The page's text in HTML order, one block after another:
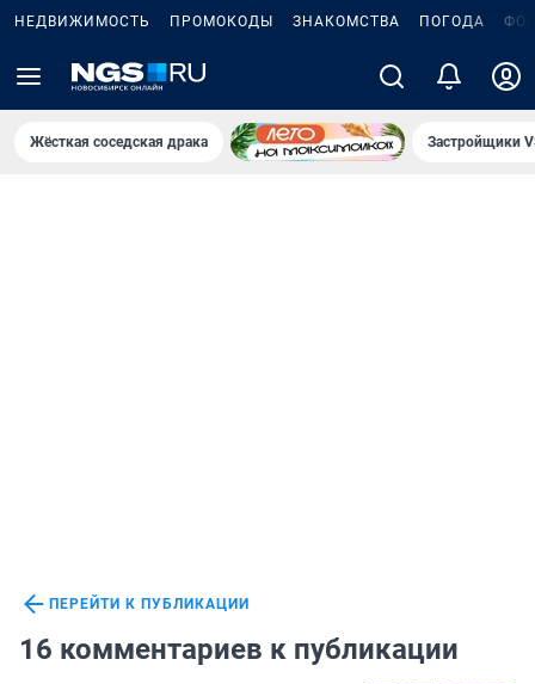
НЕДВИЖИМОСТЬ ПРОМОКОДЫ ЗНАКОМСТВА ПОГОДА
Жёсткая соседская драка Застройщики
ПЕРЕЙТИ К ПУБЛИКАЦИИ
16 комментариев к публикации